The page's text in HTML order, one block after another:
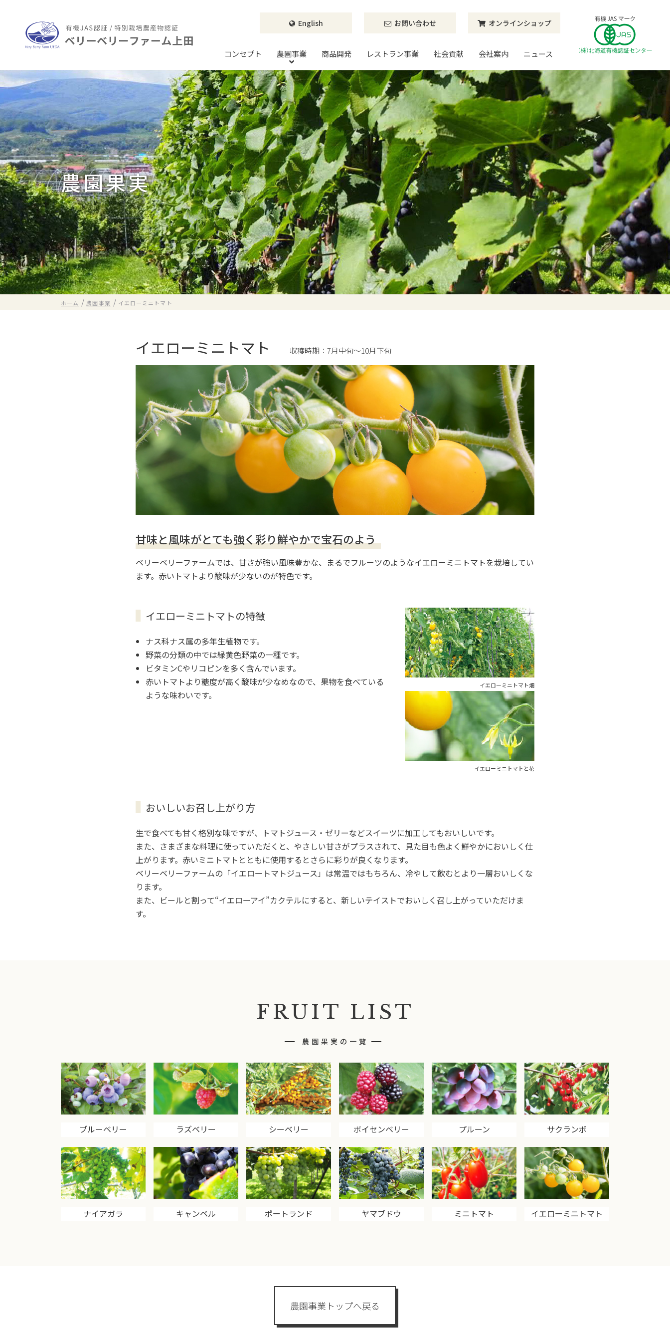
ベリーベリーファーム上田
English お問い合わせ オンラインショップ
コンセプト 農園事業
農園事業について
ブルーベリー
ラズベリー
シーベリー
ボイセンベリー
プルーン
サクランボ
ナイアガラ
キャンベル
ポートランド
ヤマブドウ
ミニトマト
イエローミニトマト
商品開発 レストラン事業 社会貢献 会社案内 ニュース
農園果実
ホーム / 農園事業 / イエローミニトマト
イエローミニトマト 収穫時期：7月中旬〜10月下旬
甘味と風味がとても強く彩り鮮やかで宝石のよう
ベリーベリーファームでは、甘さが強い風味豊かな、まるでフルーツのようなイエローミニトマトを栽培してい
ます。赤いトマトより酸味が少ないのが特色です。
イエローミニトマトの特徴
ナス科ナス属の多年生植物です。
野菜の分類の中では緑黄色野菜の一種です。
ビタミンCやリコピンを多く含んでいます。
赤いトマトより糖度が高く酸味が少なめなので、果物を食べている
ような味わいです。
イエローミニトマト畑
イエローミニトマトと花
おいしいお召し上がり方
生で食べても甘く格別な味ですが、トマトジュース・ゼリーなどスイーツに加工してもおいしいです。
また、さまざまな料理に使っていただくと、やさしい甘さがプラスされて、見た目も色よく鮮やかにおいしく仕
上がります。赤いミニトマトとともに使用するとさらに彩りが良くなります。
ベリーベリーファームの「イエロートマトジュース」は常温ではもちろん、冷やして飲むとより一層おいしくな
ります。
また、ビールと割って“イエローアイ”カクテルにすると、新しいテイストでおいしく召し上がっていただけま
す。
FRUIT LIST
農園果実の一覧
ブルーベリー ラズベリー シーベリー ボイセンベリー プルーン サクランボ
ナイアガラ キャンベル ポートランド ヤマブドウ ミニトマト イエローミニトマト
農園事業トップへ戻る